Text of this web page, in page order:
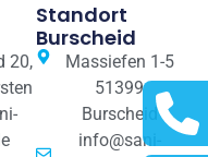
20,
Standort
Burscheid
Massiefen 1-5
51399
Burscheid
info@sani-